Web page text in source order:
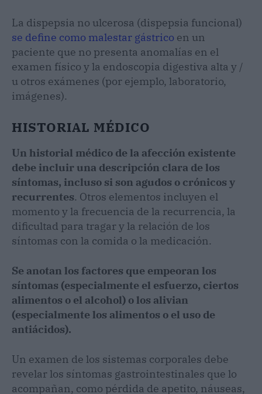
La dispepsia no ulcerosa (dispepsia funcional)
se define como malestar gástrico en un
paciente que no presenta anomalías en el
examen físico y la endoscopia digestiva alta y /
u otros exámenes (por ejemplo, laboratorio,
imágenes).
HISTORIAL MÉDICO
Un historial médico de la afección existente
debe incluir una descripción clara de los
síntomas, incluso si son agudos o crónicos y
recurrentes. Otros elementos incluyen el
momento y la frecuencia de la recurrencia, la
dificultad para tragar y la relación de los
síntomas con la comida o la medicación.
Se anotan los factores que empeoran los
síntomas (especialmente el esfuerzo, ciertos
alimentos o el alcohol) o los alivian
(especialmente los alimentos o el uso de
antiácidos).
Un examen de los sistemas corporales debe
revelar los síntomas gastrointestinales que lo
acompañan, como pérdida de apetito, náuseas,